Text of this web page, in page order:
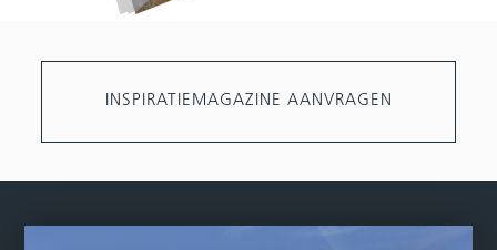
INSPIRATIEMAGAZINE AANVRAGEN